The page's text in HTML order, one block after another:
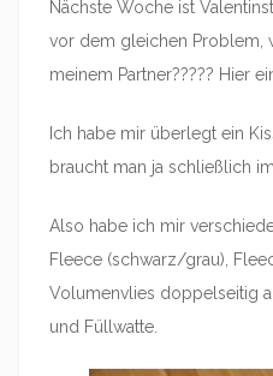
Nächste Woche ist
vor dem gleichen Problem,
meinem Partner????? Hier
Ich habe mir überlegt ein
braucht man ja schließlich
Also habe ich mir
Fleece (schwarz/grau),
Volumenvlies doppelseitig
und Füllwatte.